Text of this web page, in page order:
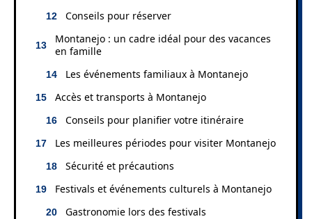
Conseils pour réserver
Montanejo : un cadre idéal pour des vacances
en famille
Les événements familiaux à Montanejo
Accès et transports à Montanejo
Conseils pour planifier votre itinéraire
Les meilleures périodes pour visiter Montanejo
Sécurité et précautions
Festivals et événements culturels à Montanejo
Gastronomie lors des festivals